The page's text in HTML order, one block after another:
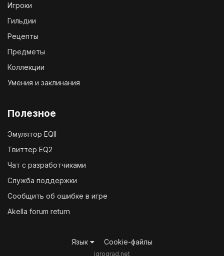
Игроки
Гильдии
Рецепты
Предметы
Коллекции
Умения и заклинания
Полезное
Эмулятор EQII
Твиттер EQ2
Чат с разработчиками
Служба поддержки
Сообщить об ошибке в игре
Akella forum return
Язык Cookie-файлы
igrograd.net